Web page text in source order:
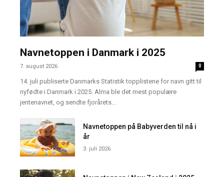
Navnetoppen i Danmark i 2025
7. august 2026 0
14. juli publiserte Danmarks Statistik topplistene for navn gitt til
nyfødte i Danmark i 2025. Alma ble det mest populære
jentenavnet, og sendte fjorårets...
Navnetoppen på Babyverden til nå i
år
3. juli 2026